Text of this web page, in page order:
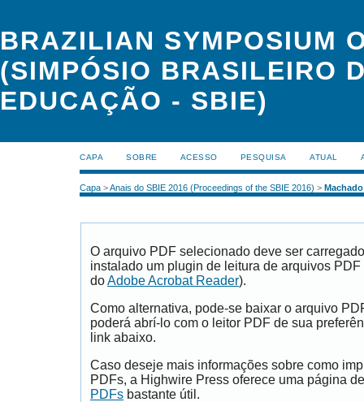
BRAZILIAN SYMPOSIUM
(SIMPÓSIO BRASILEIRO
EDUCAÇÃO - SBIE)
CAPA SOBRE ACESSO PESQUISA ATUAL
Capa >Anais do SBIE 2016 (Proceedings of the SBIE 2016) > Machado
O arquivo PDF selecionado deve ser
instalado um plugin de leitura de arquivos
doAdobe Acrobat Reader).
Como alternativa, pode-se baixar o arquivo
poderá abrí-lo com o leitor PDF de sua
link abaixo.
Caso deseje mais informações sobre como
PDFs, a Highwire Press oferece uma página
PDFs bastante útil.